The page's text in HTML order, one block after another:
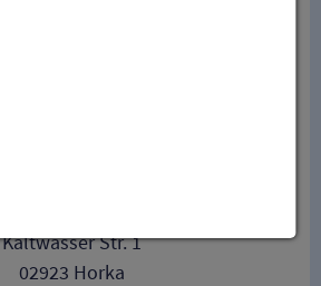
Kaltwasser Str. 1
02923 Horka